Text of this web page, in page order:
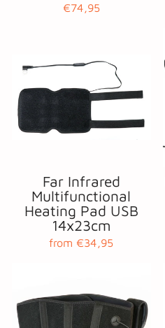
€74,95
Far Infrared
Multifunctional
Heating Pad USB
14x23cm
from €34,95